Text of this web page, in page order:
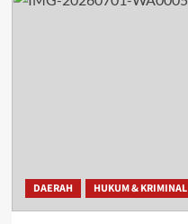
DAERAH HUKUM & KRIMINAL